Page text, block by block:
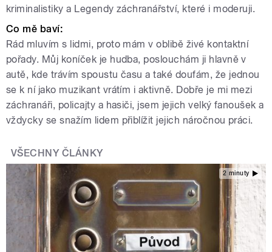
kriminalistiky a Legendy záchranářství, které i moderuji.
Co mě baví:
Rád mluvím s lidmi, proto mám v oblibě živé kontaktní
pořady. Můj koníček je hudba, poslouchám ji hlavně v
autě, kde trávím spoustu času a také doufám, že jednou
se k ní jako muzikant vrátím i aktivně. Dobře je mi mezi
záchranáři, policajty a hasiči, jsem jejich velký fanoušek a
vždycky se snažím lidem přiblížit jejich náročnou práci.
VŠECHNY ČLÁNKY
2 minuty